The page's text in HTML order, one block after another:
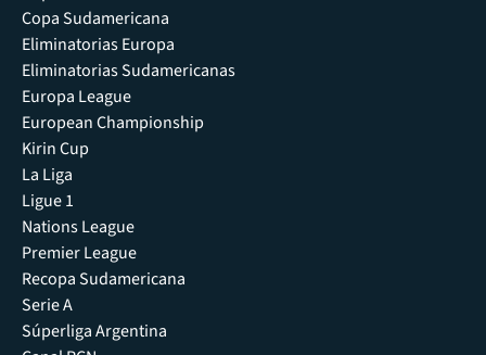
Copa Sudamericana
Eliminatorias Europa
Eliminatorias Sudamericanas
Europa League
European Championship
Kirin Cup
La Liga
Ligue 1
Nations League
Premier League
Recopa Sudamericana
Serie A
Súperliga Argentina